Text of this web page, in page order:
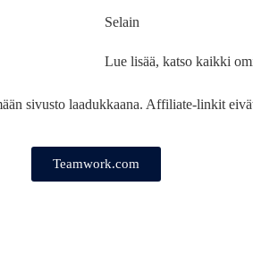
Selain
Lue lisää, katso kaikki
sivusto laadukkaana. Affiliate-linkit
Teamwork.com